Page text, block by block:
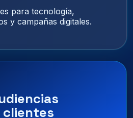
para tecnología,
y campañas digitales.